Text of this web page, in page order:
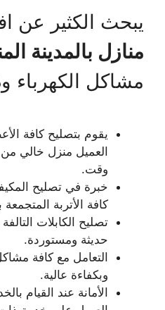
يبحث الكثير عن
منازل بالمدينة
مشاكل الكهرباء
يقوم بتصليح كافة
العميل منزل خالي
وقت.
خبرة في تصليح
كافة الأتربة المتجمعة
تصليح الكابلات
حديثة ومستوردة.
التعامل مع كافة
وبكفاءة عالية.
الأمانة عند القيام